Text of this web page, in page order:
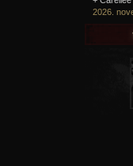
2026.